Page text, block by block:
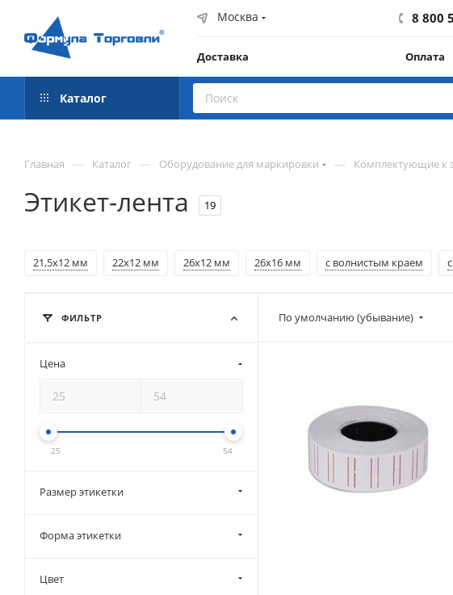
Москва 8 800
Доставка Оплата
Каталог
Главная — Каталог — Оборудование для маркировки — Комплектующие к
Этикет-лента 19
21,5x12 мм 22x12 мм 26x12 мм 26x16 мм с волнистым краем
По умолчанию (убывание)
ФИЛЬТР
Цена
25 54
Размер этикетки
Форма этикетки
Цвет